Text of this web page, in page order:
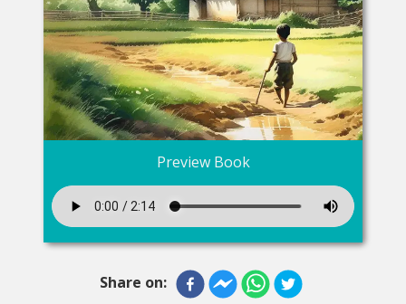
Preview Book
Share on: